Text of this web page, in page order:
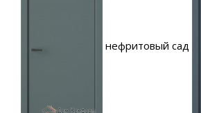
нефритовый сад